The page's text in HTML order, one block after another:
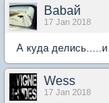
Babaй
17 Jan 2018
А куда делись.....и
Wess
17 Jan 2018